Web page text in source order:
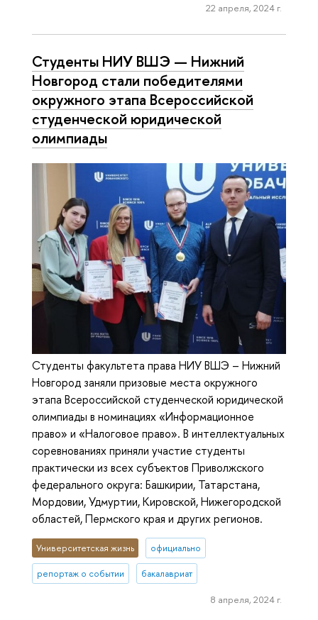
22 апреля, 2024 г.
Студенты НИУ ВШЭ — Нижний
Новгород стали победителями
окружного этапа Всероссийской
студенческой юридической
олимпиады
Студенты факультета права НИУ ВШЭ – Нижний
Новгород заняли призовые места окружного
этапа Всероссийской студенческой юридической
олимпиады в номинациях «Информационное
право» и «Налоговое право». В интеллектуальных
соревнованиях приняли участие студенты
практически из всех субъектов Приволжского
федерального округа: Башкирии, Татарстана,
Мордовии, Удмуртии, Кировской, Нижегородской
областей, Пермского края и других регионов.
Университетская жизнь официально
репортаж о событии бакалавриат
8 апреля, 2024 г.